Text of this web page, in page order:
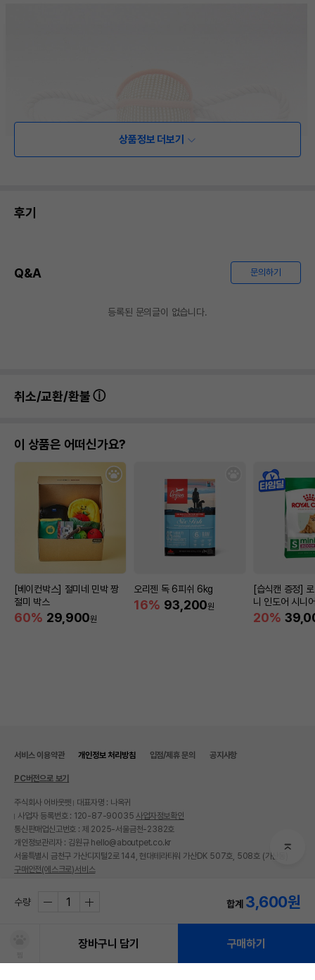
상품정보 더보기
후기
Q&A 문의하기
등록된 문의글이 없습니다.
취소/교환/환불
이 상품은 어떠신가요?
[베이컨박스] 절미네 민박 짱
절미 박스
60% 29,900원
오리젠 독 6피쉬 6kg
16% 93,200원
[습식캔 증정]
니 인도어 시니
움
20%
수량 합계 3,600원
장바구니 담기 구매하기
서비스 이용약관 개인정보 처리방침 입점/제휴 문의 공지사항
PC버전으로 보기
주식회사 어바웃펫
대표자명 : 나옥귀
사업자 등록번호 : 120-87-90035 사업자정보확인
통신판매업신고번호 : 제 2025-서울금천-2382호
개인정보관리자 : 김원규 hello@aboutpet.co.kr
서울특별시 금천구 가산디지털2로 144, 현대테라타워 가산DK 507호, 508호 (가산동)
구매안전(에스크로)서비스